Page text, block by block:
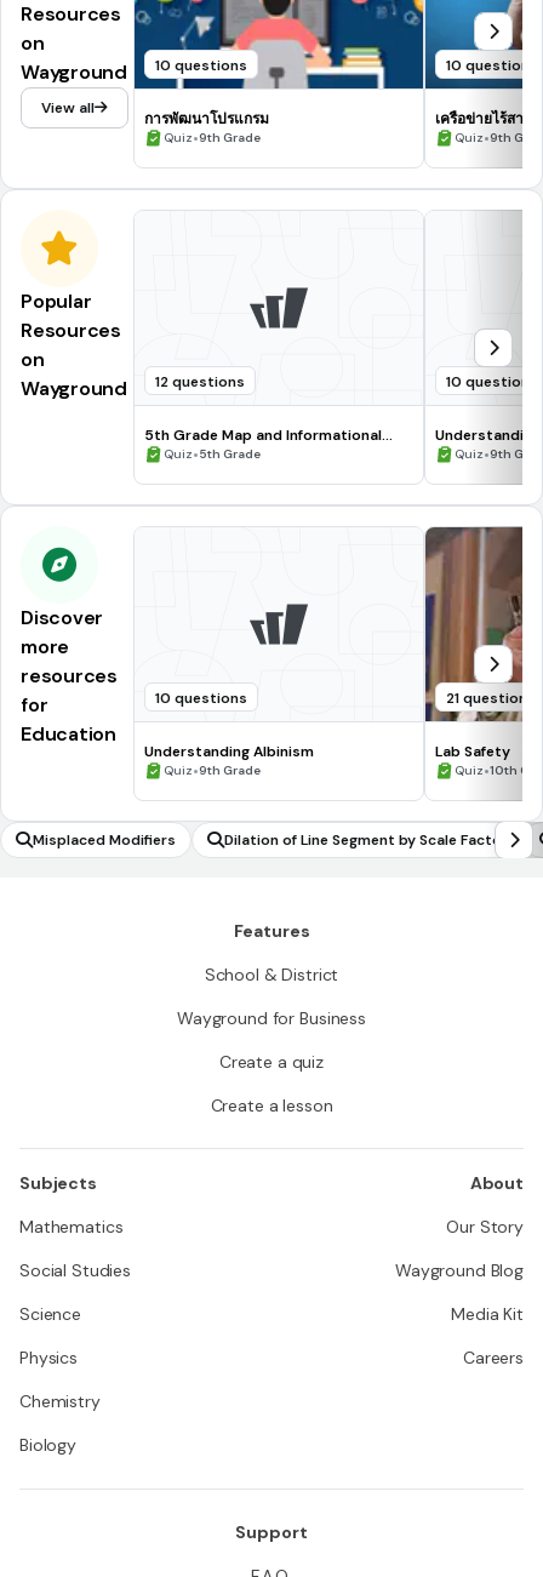
Resources
on
Wayground
View all
10 questions
การพัฒนาโปรแกรม
Quiz•9th Grade
10 questions
เครือข่ายไร้สาย
Quiz•9th
Popular
Resources
on
Wayground
12 questions
5th Grade Map and Informational
Processing Skills
Quiz•5th Grade
10 questions
Quiz•9th
Discover
more
resources
for
Education
10 questions
Understanding Albinism
Quiz•9th Grade
21 questions
Lab Safety
Quiz•10th
Misplaced Modifiers Dilation of Line Segment by Scale Factor
Features
School & District
Wayground for Business
Create a quiz
Create a lesson
Subjects
Mathematics
Social Studies
Science
Physics
Chemistry
Biology
About
Our Story
Wayground Blog
Media Kit
Careers
Support